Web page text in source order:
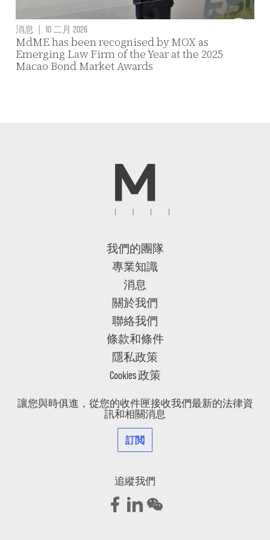
消息 | 10 二月 2026
MdME has been recognised by MOX as
Emerging Law Firm of the Year at the 2025
Macao Bond Market Awards
我們的團隊
專業知識
消息
關於我們
聯絡我們
條款和條件
隱私政策
Cookies 政策
讓您與時俱進，從您的收件匣接收我們最新的法律資
訊和相關消息
訂閲
追縱我們